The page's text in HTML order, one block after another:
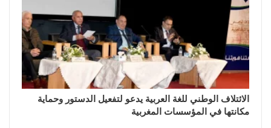
الائتلاف الوطني للغة العربية يدعو لتفعيل الدستور وحماية
مكانتها في المؤسسات المغربية